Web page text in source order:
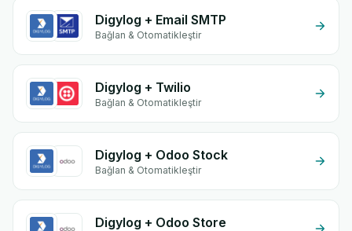
Digylog + Email SMTP
Bağlan & Otomatikleştir
Digylog + Twilio
Bağlan & Otomatikleştir
Digylog + Odoo Stock
Bağlan & Otomatikleştir
Digylog + Odoo Store